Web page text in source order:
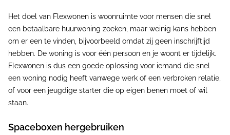
Het doel van Flexwonen is woonruimte voor mensen die snel
een betaalbare huurwoning zoeken, maar weinig kans hebben
om er een te vinden, bijvoorbeeld omdat zij geen inschrijftijd
hebben. De woning is voor één persoon en je woont er tijdelijk.
Flexwonen is dus een goede oplossing voor iemand die snel
een woning nodig heeft vanwege werk of een verbroken relatie,
of voor een jeugdige starter die op eigen benen moet of wil
staan.
Spaceboxen hergebruiken